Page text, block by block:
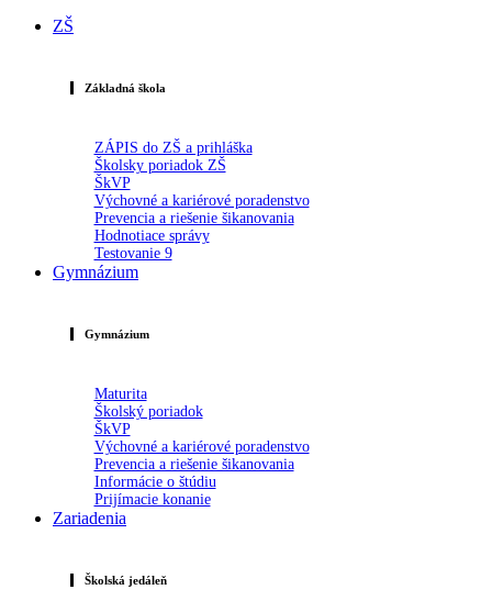
ZŠ
Základná škola
ZÁPIS do ZŠ a prihláška
Školsky poriadok ZŠ
ŠkVP
Výchovné a kariérové poradenstvo
Prevencia a riešenie šikanovania
Hodnotiace správy
Testovanie 9
Gymnázium
Gymnázium
Maturita
Školský poriadok
ŠkVP
Výchovné a kariérové poradenstvo
Prevencia a riešenie šikanovania
Informácie o štúdiu
Prijímacie konanie
Zariadenia
Školská jedáleň